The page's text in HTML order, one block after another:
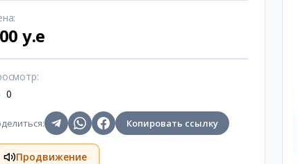
:
y.e
:
0
: Копировать ссылку
Продвижение